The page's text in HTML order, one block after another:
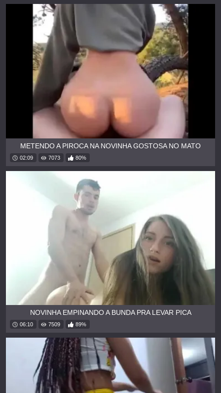
METENDO A PIROCA NA NOVINHA GOSTOSA NO MATO
02:09 7073 80%
NOVINHA EMPINANDO A BUNDA PRA LEVAR PICA
06:10 7509 89%